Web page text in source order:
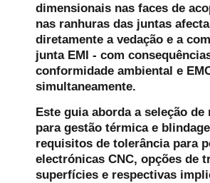
dimensionais nas faces de
nas ranhuras das juntas
diretamente a vedação e a
junta EMI - com
conformidade ambiental e
simultaneamente.
Este guia aborda a seleção de
para gestão térmica e
requisitos de tolerância para
electrónicas CNC, opções de
superfícies e respectivas